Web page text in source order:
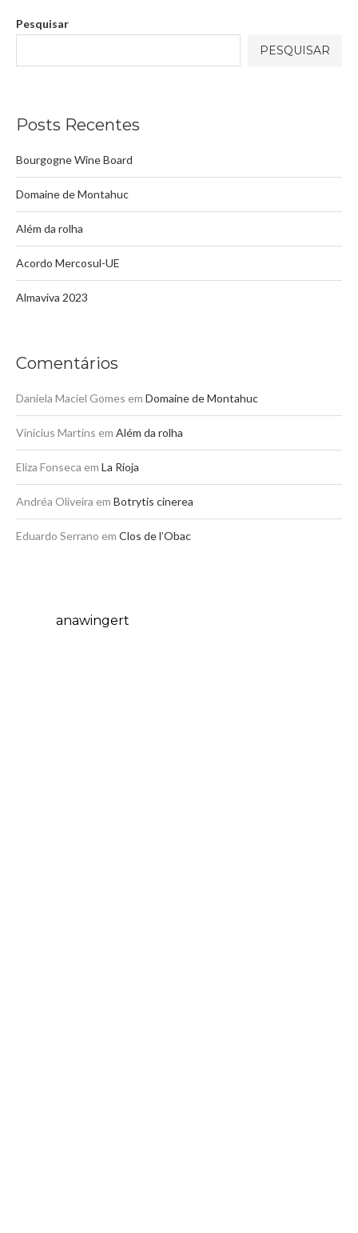
Pesquisar
PESQUISAR
Posts Recentes
Bourgogne Wine Board
Domaine de Montahuc
Além da rolha
Acordo Mercosul-UE
Almaviva 2023
Comentários
Daniela Maciel Gomes em Domaine de Montahuc
Vinicius Martins em Além da rolha
Eliza Fonseca em La Rioja
Andréa Oliveira em Botrytis cinerea
Eduardo Serrano em Clos de l’Obac
anawingert